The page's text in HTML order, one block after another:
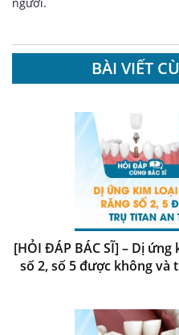
BÀI VIẾT
[HỎI ĐÁP BÁC SĨ] – Dị
số 2, số 5 được không và